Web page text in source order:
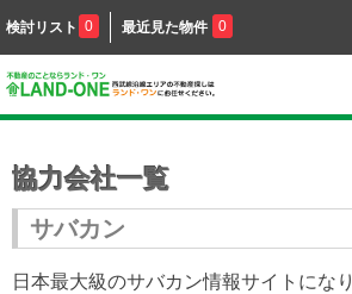
検討リスト 0 最近見た物件 0
協力会社一覧
サバカン
日本最大級のサバカン情報サイトになり